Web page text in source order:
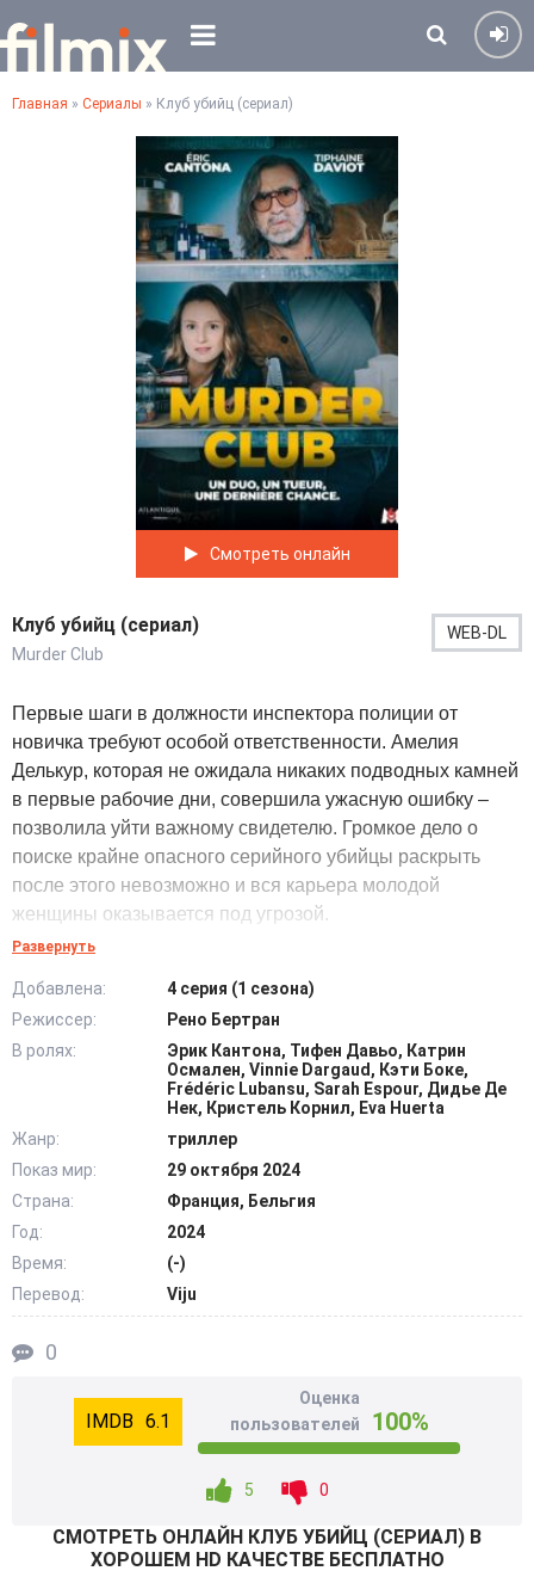
Главная » Сериалы » Клуб убийц (сериал)
Смотреть онлайн
Клуб убийц (сериал)
Murder Club
WEB-DL
Первые шаги в должности инспектора полиции от
новичка требуют особой ответственности. Амелия
Делькур, которая не ожидала никаких подводных камней
в первые рабочие дни, совершила ужасную ошибку –
позволила уйти важному свидетелю. Громкое дело о
поиске крайне опасного серийного убийцы раскрыть
после этого невозможно и вся карьера молодой
женщины оказывается под угрозой.
но и перед коллегами, Амелии приходится идти на
крайние меры и изобретать новые пути решения
проблемы. Отчаявшись, инспектор полиции решается на
объединение с еще одним изгоем, и действовать с ним в
Профайлер Хансен активно включается в работу,
предлагая свои, порой необычные пункты плана по
розыску пропавшей девушки. Но не будет ли поздно и
сможет ли столь неподходящий по своему составу
тандем успеть вовремя? @Filmix.fan
Развернуть
Добавлена:
4 серия (1 сезона)
Режиссер:
Рено Бертран
В ролях:
Эрик Кантона, Тифен Давьо, Катрин
Осмален, Vinnie Dargaud, Кэти Боке,
Frédéric Lubansu, Sarah Espour, Дидье Де
Нек, Кристель Корнил, Eva Huerta
Жанр:
триллер
Показ мир:
29 октября 2024
Страна:
Франция, Бельгия
Год:
2024
Время:
(-)
Перевод:
Viju
0
6.1
Оценка
пользователей
100%
5 0
СМОТРEТЬ ОНЛАЙН КЛУБ УБИЙЦ (СЕРИАЛ) В
ХОРОШЕМ HD КАЧЕСТВЕ БЕСПЛАТНО